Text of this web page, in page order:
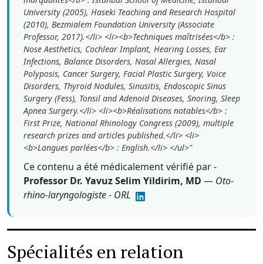
University (2005), Haseki Teaching and Research Hospital
(2010), Bezmialem Foundation University (Associate
Professor, 2017).</li> <li><b>Techniques maîtrisées</b> :
Nose Aesthetics, Cochlear Implant, Hearing Losses, Ear
Infections, Balance Disorders, Nasal Allergies, Nasal
Polyposis, Cancer Surgery, Facial Plastic Surgery, Voice
Disorders, Thyroid Nodules, Sinusitis, Endoscopic Sinus
Surgery (Fess), Tonsil and Adenoid Diseases, Snoring, Sleep
Apnea Surgery.</li> <li><b>Réalisations notables</b> :
First Prize, National Rhinology Congress (2009), multiple
research prizes and articles published.</li> <li>
<b>Langues parlées</b> : English.</li> </ul>"
Ce contenu a été médicalement vérifié par -
Professor Dr. Yavuz Selim Yildirim, MD — Oto-
rhino-laryngologiste - ORL
Spécialités en relation